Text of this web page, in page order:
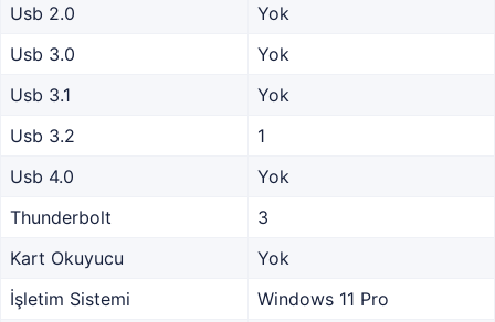
Usb 2.0
Yok
Usb 3.0
Yok
Usb 3.1
Yok
Usb 3.2
1
Usb 4.0
Yok
Thunderbolt
3
Kart Okuyucu
Yok
İşletim Sistemi
Windows 11 Pro